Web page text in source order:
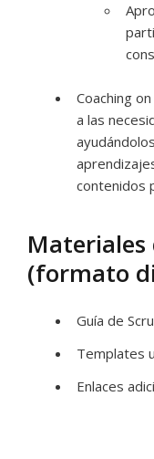
Coaching
a las
contenidos
Materiales
(formato
Guía de
Templates
Enlaces